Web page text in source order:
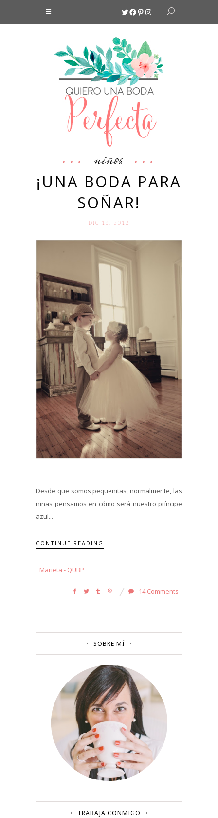
Twitter
Facebook
Pinterest
Instagram
niños
¡UNA BODA PARA
SOÑAR!
DIC 19. 2012
Desde que somos pequeñitas, normalmente, las
niñas pensamos en cómo será nuestro príncipe
azul...
CONTINUE READING
Marieta - QUBP
14 Comments
SOBRE MÍ
TRABAJA CONMIGO